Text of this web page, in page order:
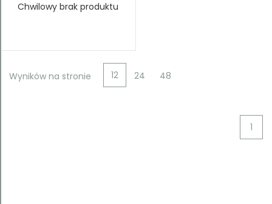
Chwilowy brak produktu
Wyników na stronie 12 24 48
1